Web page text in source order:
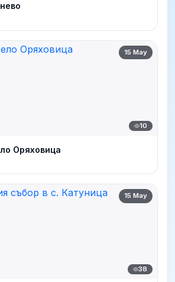
15 May
10
Оряховица
15 May
38